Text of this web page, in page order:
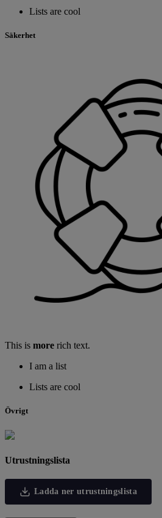
Lists are cool
Säkerhet
This is more rich text.
I am a list
Lists are cool
Övrigt
Utrustningslista
Ladda ner utrustningslista